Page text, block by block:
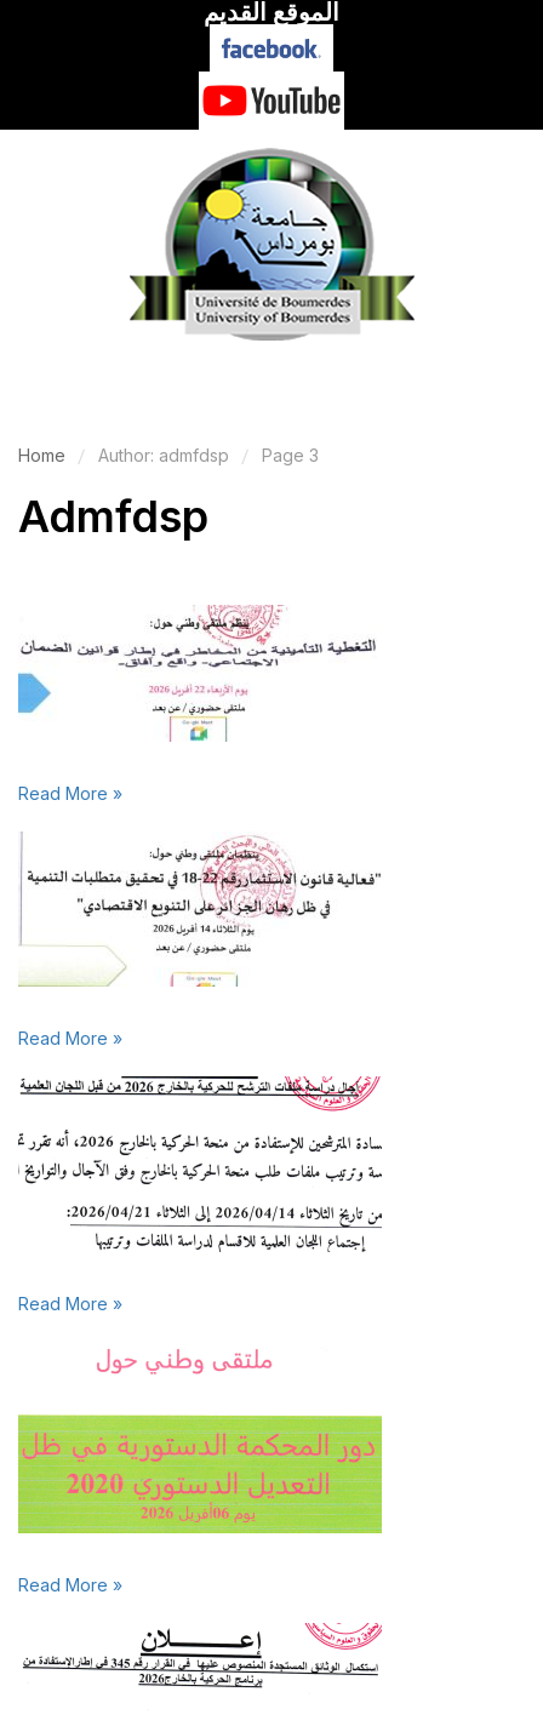
الموقع القديم
Home Author: admfdsp Page 3
Admfdsp
Read More »
Read More »
Read More »
Read More »